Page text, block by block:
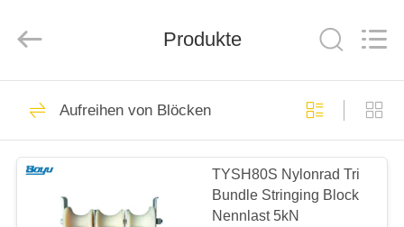
HAUS
PRODUKTE
ÜBER
Power
Machinery
Übertragungsleitung,
die Ausrüstung
aufreiht
111
Produkte
Aufreihen von Blöcken
TYSH80S Nylonrad Tri
Bundle Stringing Block
Nennlast 5kN